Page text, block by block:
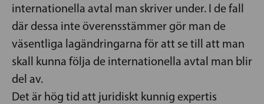
internationella avtal man skriver under. I de fall
där dessa inte överensstämmer gör man de
väsentliga lagändringarna för att se till att man
skall kunna följa de internationella avtal man blir
del av.
Det är hög tid att juridiskt kunnig expertis